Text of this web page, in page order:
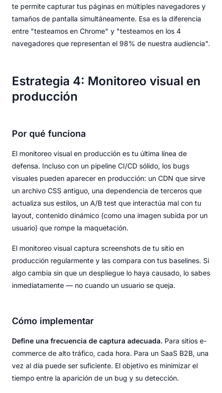
te permite capturar tus páginas en múltiples navegadores y
tamaños de pantalla simultáneamente. Esa es la diferencia
entre "testeamos en Chrome" y "testeamos en los 4
navegadores que representan el 98% de nuestra audiencia".
Estrategia 4: Monitoreo visual en
producción
Por qué funciona
El monitoreo visual en producción es tu última línea de
defensa. Incluso con un pipeline CI/CD sólido, los bugs
visuales pueden aparecer en producción: un CDN que sirve
un archivo CSS antiguo, una dependencia de terceros que
actualiza sus estilos, un A/B test que interactúa mal con tu
layout, contenido dinámico (como una imagen subida por un
usuario) que rompe la maquetación.
El monitoreo visual captura screenshots de tu sitio en
producción regularmente y las compara con tus baselines. Si
algo cambia sin que un despliegue lo haya causado, lo sabes
inmediatamente — no cuando un usuario se queja.
Cómo implementar
Define una frecuencia de captura adecuada. Para sitios e-
commerce de alto tráfico, cada hora. Para un SaaS B2B, una
vez al día puede ser suficiente. El objetivo es minimizar el
tiempo entre la aparición de un bug y su detección.